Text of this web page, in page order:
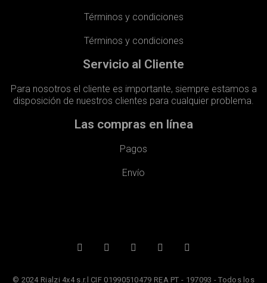
Términos y condiciones
Términos y condiciones
Servicio al Cliente
Para nosotros el cliente es importante, siempre estamos a
disposición de nuestros clientes para cualquier problema.
Las compras en línea
Pagos
Envío​
© 2024 Rialzi 4x4 s.r.l CIF 01990510479 REA PT - 197093 - Todos los